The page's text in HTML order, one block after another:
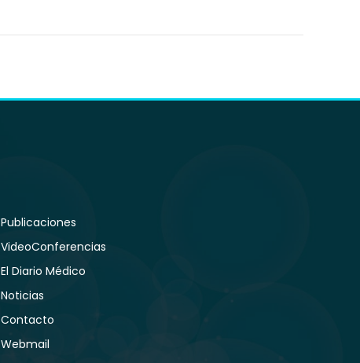
Publicaciones
VideoConferencias
El Diario Médico
Noticias
Contacto
Webmail